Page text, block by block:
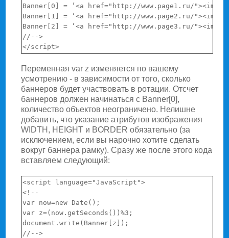
Banner[0] = ’<a href="http://www.page1.ru/"><img
Banner[1] = ’<a href="http://www.page2.ru/"><img
Banner[2] = ’<a href="http://www.page3.ru/"><img
//-->
Переменная var z изменяется по вашему
усмотрению - в зависимости от того, сколько
баннеров будет участвовать в ротации. Отсчет
баннеров должен начинаться с Banner[0],
количество объектов неограничено. Нелишне
добавить, что указание атрибутов изображения
WIDTH, HEIGHT и BORDER обязательно (за
исключением, если вы нарочно хотите сделать
вокруг баннера рамку). Сразу же после этого кода
вставляем следующий:
<script language="JavaScript">
<!--
var now=new Date();
var z=(now.getSeconds())%3;
document.write(Banner[z]);
//-->